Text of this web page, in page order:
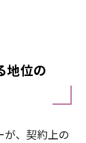
地位の
が、契約上の